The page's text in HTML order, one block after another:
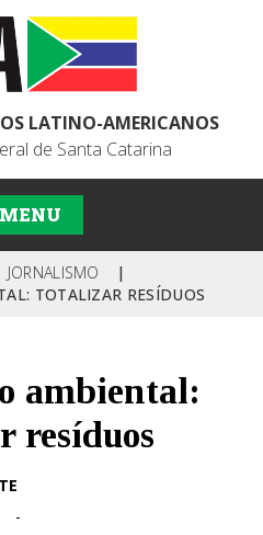
LATINO-AMERICANOS
de Santa Catarina
MENU
JORNALISMO
|
TOTALIZAR RESÍDUOS
ambiental:
resíduos
-